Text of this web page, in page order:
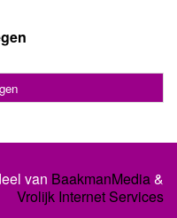
van BaakmanMedia&
Vrolijk Internet Services